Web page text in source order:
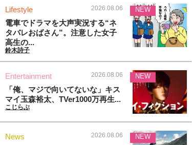
Lifestyle 2026.08.06
電車でドラマを大声実況する“ネ
タバレおばさん”。注意した女子
高生の...
鈴木詩子
NEW
Entertainment 2026.08.06
「俺、マジで向いてないな」キス
マイ玉森裕太、TVer1000万再生...
こじらぶ
NEW
News 2026.08.06 NEW